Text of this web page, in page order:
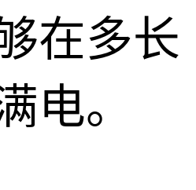
在多长
电。